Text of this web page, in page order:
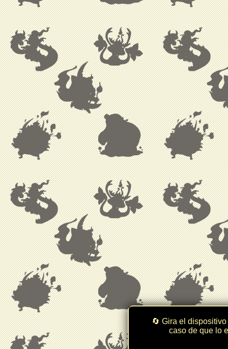
🔄 Gira el
caso de que lo